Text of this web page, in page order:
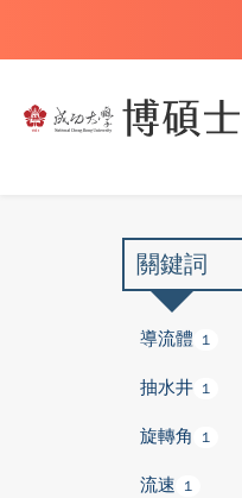
關鍵詞
導流體 1
抽水井 1
旋轉角 1
流速 1